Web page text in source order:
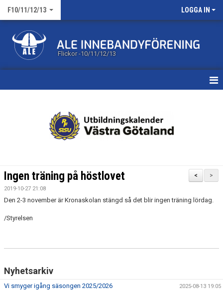
F10/11/12/13 LOGGA IN
Flickor -10/11/12/13
BILDGALLERI
>
<
Ingen träning på höstlovet
2019-10-27 21:08
Den 2-3 november är Kronaskolan stängd så det blir ingen träning lördag.
/Styrelsen
Nyhetsarkiv
Vi smyger igång säsongen 2025/2026 2025-08-13 19:05